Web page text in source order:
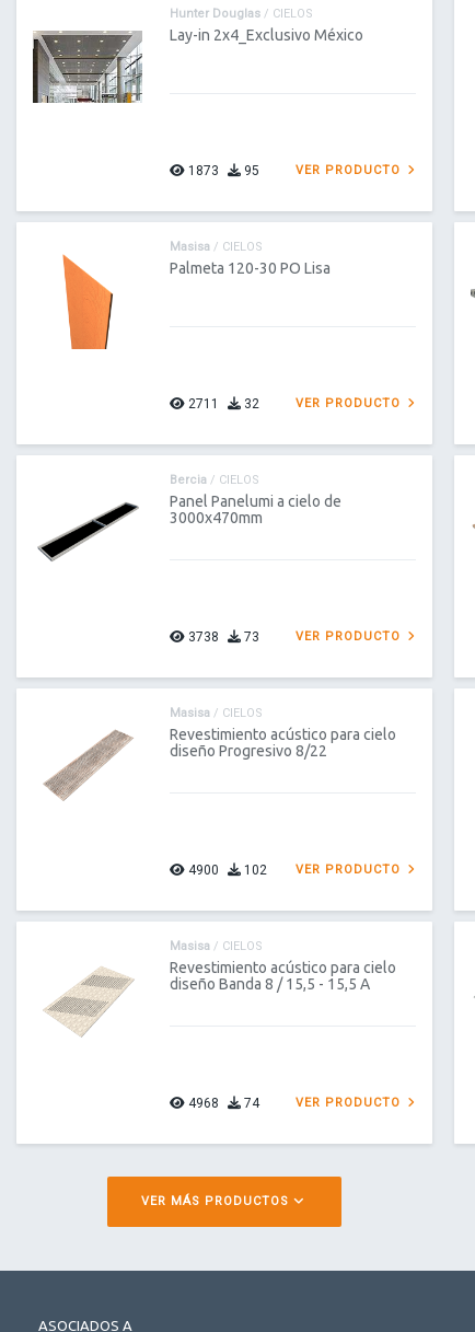
Hunter Douglas / CIELOS
Lay-in 2x4_Exclusivo México
1873 95 VER PRODUCTO
Masisa / CIELOS
Palmeta 120-30 PO Lisa
2711 32 VER PRODUCTO
Bercia / CIELOS
Panel Panelumi a cielo de
3000x470mm
3738 73 VER PRODUCTO
Masisa / CIELOS
Revestimiento acústico para cielo
diseño Progresivo 8/22
4900 102 VER PRODUCTO
Masisa / CIELOS
Revestimiento acústico para cielo
diseño Banda 8 / 15,5 - 15,5 A
4968 74 VER PRODUCTO
VER MÁS PRODUCTOS
ASOCIADOS A